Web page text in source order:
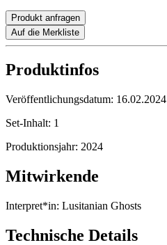
Produkt anfragen
Auf die Merkliste
Produktinfos
Veröffentlichungsdatum: 16.02.2024
Set-Inhalt: 1
Produktionsjahr: 2024
Mitwirkende
Interpret*in: Lusitanian Ghosts
Technische Details